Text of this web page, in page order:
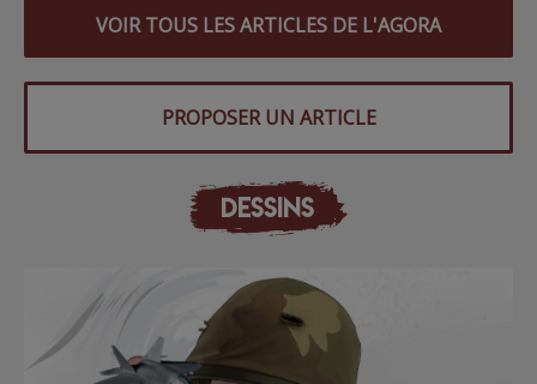
VOIR TOUS LES ARTICLES DE L'AGORA
PROPOSER UN ARTICLE
DESSINS